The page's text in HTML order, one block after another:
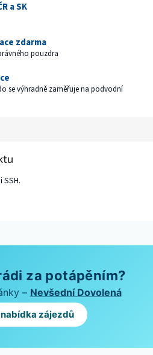
a SK
zdarma
pouzdra
se výhradně zaměřuje na podvodní
za potápěním?
– Nevšední Dovolená
zájezdů